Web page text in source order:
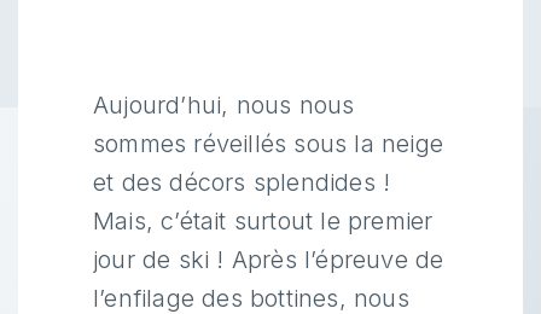
Aujourd’hui, nous nous
sommes réveillés sous la neige
et des décors splendides !
Mais, c’était surtout le premier
jour de ski ! Après l’épreuve de
l’enfilage des bottines, nous